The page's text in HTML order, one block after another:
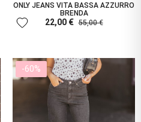
ONLY JEANS VITA BASSA AZZURRO
BRENDA
22,00 € 55,00 €
favorite
-60%